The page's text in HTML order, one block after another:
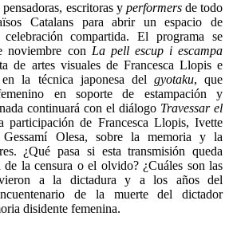
escritoras y performersde todo
Catalans para abrir un espacio de
compartida. El programa se
noviembre con La pell escup i escampa
de artes visuales de Francesca Llopis e
la técnica japonesa del gyotaku, que
en soporte de estampación y
continuará con el diálogo Travessar el
participación de Francesca Llopis, Ivette
Olesa, sobre la memoria y la
¿Qué pasa si esta transmisión queda
de la censura o el olvido? ¿Cuáles son las
a la dictadura y a los años del
de la muerte del dictador
disidente femenina.